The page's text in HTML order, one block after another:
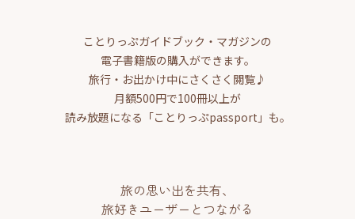
ことりっぷガイドブック・マガジンの
電子書籍版の購入ができます。
旅行・お出かけ中にさくさく閲覧♪
月額500円で100冊以上が
読み放題になる「ことりっぷpassport」も。
旅の思い出を共有、
旅好きユーザーとつながる